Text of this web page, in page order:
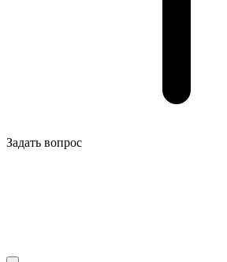
Задать вопрос